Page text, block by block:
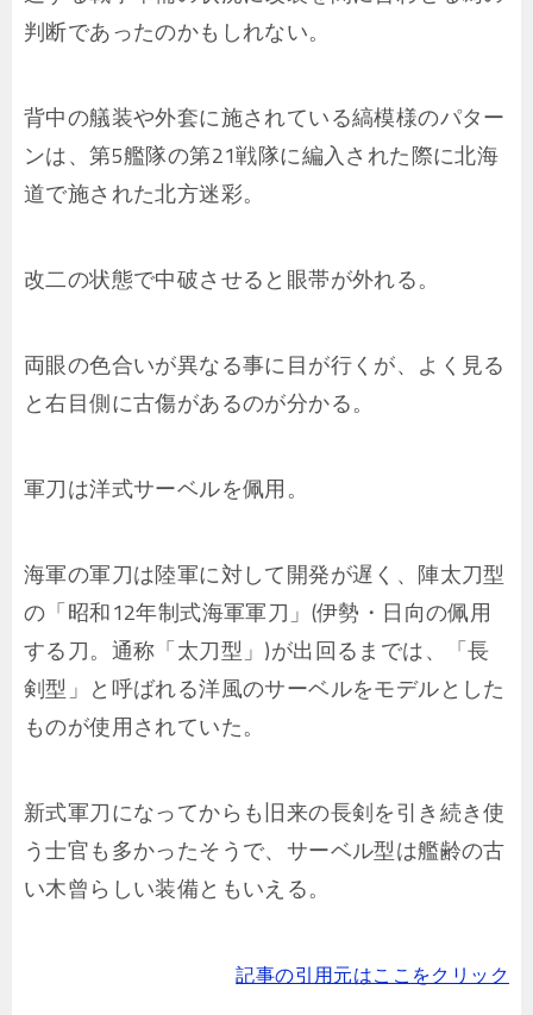
判断であったのかもしれない。
背中の艤装や外套に施されている縞模様のパター
ンは、第5艦隊の第21戦隊に編入された際に北海
道で施された北方迷彩。
改二の状態で中破させると眼帯が外れる。
両眼の色合いが異なる事に目が行くが、よく見る
と右目側に古傷があるのが分かる。
軍刀は洋式サーベルを佩用。
海軍の軍刀は陸軍に対して開発が遅く、陣太刀型
の「昭和12年制式海軍軍刀」(伊勢・日向の佩用
する刀。通称「太刀型」)が出回るまでは、「長
剣型」と呼ばれる洋風のサーベルをモデルとした
ものが使用されていた。
新式軍刀になってからも旧来の長剣を引き続き使
う士官も多かったそうで、サーベル型は艦齢の古
い木曾らしい装備ともいえる。
記事の引用元はここをクリック